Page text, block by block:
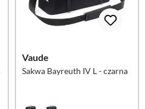
Vaude
Sakwa Bayreuth IV L - czarna